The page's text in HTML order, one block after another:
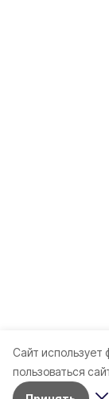
Cайт
пользоваться